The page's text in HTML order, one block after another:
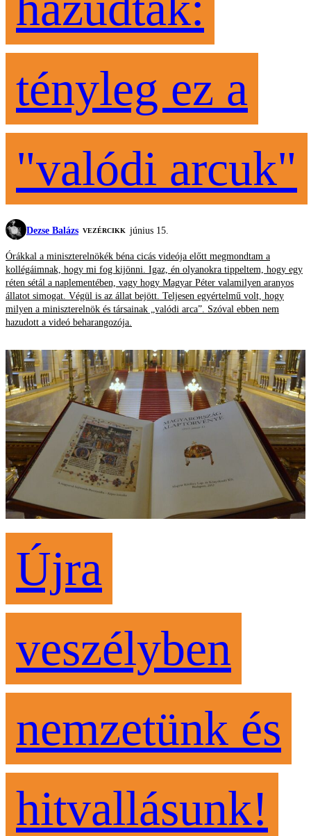
tényleg ez a
"valódi arcuk"
Dezse Balázs VEZÉRCIKK június 15.
Órákkal a miniszterelnökék béna cicás videója előtt megmondtam a
kollégáimnak, hogy mi fog kijönni. Igaz, én olyanokra tippeltem, hogy egy
réten sétál a naplementében, vagy hogy Magyar Péter valamilyen aranyos
állatot simogat. Végül is az állat bejött. Teljesen egyértelmű volt, hogy
milyen a miniszterelnök és társainak „valódi arca”. Szóval ebben nem
hazudott a videó beharangozója.
Újra
veszélyben
nemzetünk és
hitvallásunk!